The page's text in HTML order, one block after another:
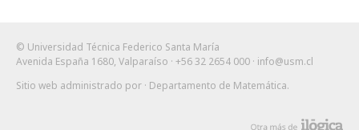
© Universidad Técnica Federico Santa María
Avenida España 1680, Valparaíso · +56 32 2654 000 · info@usm.cl
Sitio web administrado por · Departamento de Matemática.